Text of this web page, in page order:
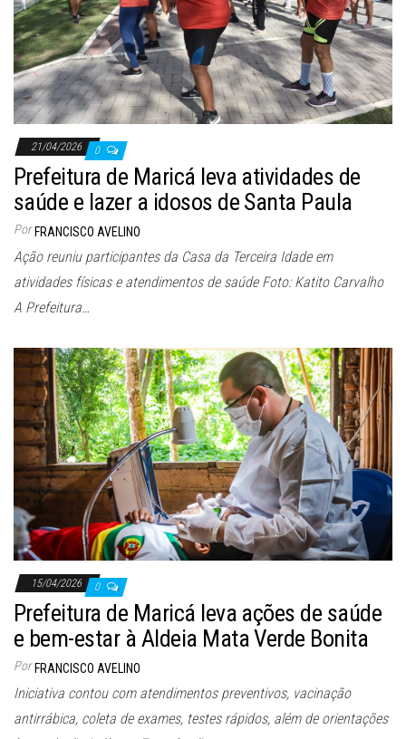
21/04/2026 0
Prefeitura de Maricá leva atividades de
saúde e lazer a idosos de Santa Paula
Por FRANCISCO AVELINO
Ação reuniu participantes da Casa da Terceira Idade em
atividades físicas e atendimentos de saúde Foto: Katito Carvalho
A Prefeitura…
15/04/2026 0
Prefeitura de Maricá leva ações de saúde
e bem-estar à Aldeia Mata Verde Bonita
Por FRANCISCO AVELINO
Iniciativa contou com atendimentos preventivos, vacinação
antirrábica, coleta de exames, testes rápidos, além de orientações